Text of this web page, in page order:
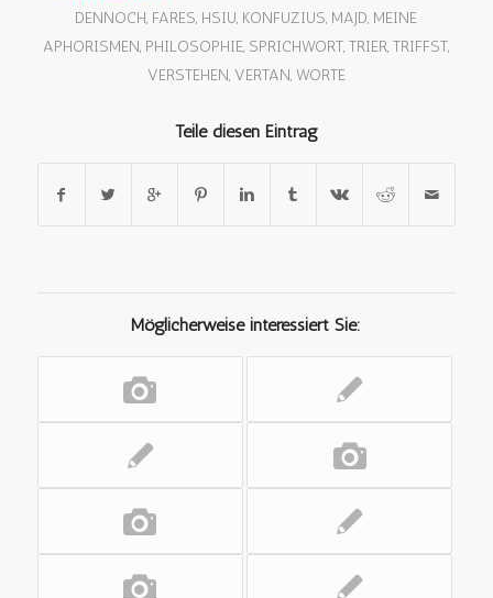
DENNOCH FARES HSIU KONFUZIUS MAJD MEINE
APHORISMEN PHILOSOPHIE SPRICHWORT ,TRIER ,TRIFFST
VERSTEHEN VERTAN WORTE
Teile diesen Eintrag
Möglicherweise interessiert Sie: